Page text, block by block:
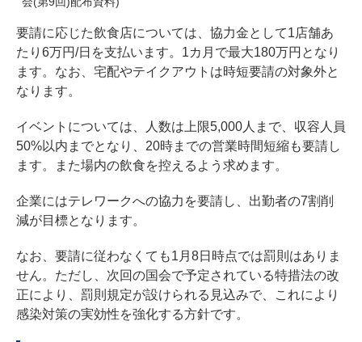
要請に応じた飲食店については、協力金として1店舗あ
たり6万円/日を支払います。1カ月で最大180万円となり
ます。なお、宅配やテイクアウトは時短要請の対象外と
なります。
イベントについては、人数は上限5,000人まで、収容人員
50%以内までとなり、20時までの営業時間短縮も要請し
ます。また場内の飲食を控えるよう求めます。
企業にはテレワークへの協力を要請し、出勤者の7割削
減が目標となります。
なお、要請に従わなくても1月8日時点では罰則はありま
せん。ただし、次回の国会で予定されている特措法の改
正により、罰則規定が設けられる見込みで、これにより
感染対策の実効性を強化する方針です。